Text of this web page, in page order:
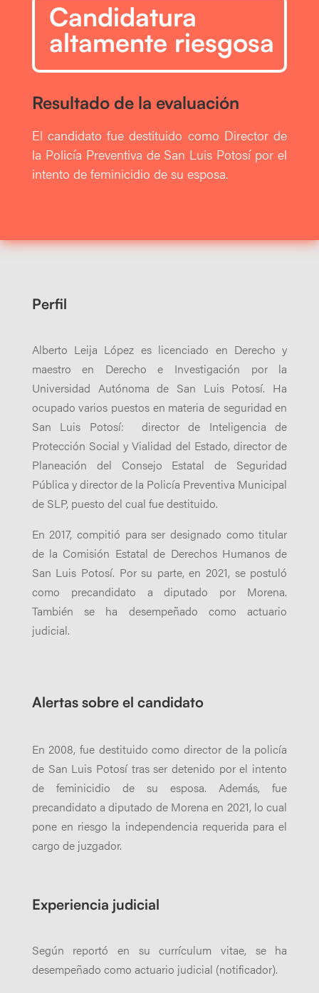
Candidatura
altamente riesgosa
Resultado de la evaluación
El candidato fue destituido como Director de
la Policía Preventiva de San Luis Potosí por el
intento de feminicidio de su esposa.
Perfil
Alberto Leija López es licenciado en Derecho y
maestro en Derecho e Investigación por la
Universidad Autónoma de San Luis Potosí. Ha
ocupado varios puestos en materia de seguridad en
San Luis Potosí: director de Inteligencia de
Protección Social y Vialidad del Estado, director de
Planeación del Consejo Estatal de Seguridad
Pública y director de la Policía Preventiva Municipal
de SLP, puesto del cual fue destituido.
En 2017, compitió para ser designado como titular
de la Comisión Estatal de Derechos Humanos de
San Luis Potosí. Por su parte, en 2021, se postuló
como precandidato a diputado por Morena.
También se ha desempeñado como actuario
judicial.
Alertas sobre el candidato
En 2008, fue destituido como director de la policía
de San Luis Potosí tras ser detenido por el intento
de feminicidio de su esposa. Además, fue
precandidato a diputado de Morena en 2021, lo cual
pone en riesgo la independencia requerida para el
cargo de juzgador.
Experiencia judicial
Según reportó en su currículum vitae, se ha
desempeñado como actuario judicial (notificador).